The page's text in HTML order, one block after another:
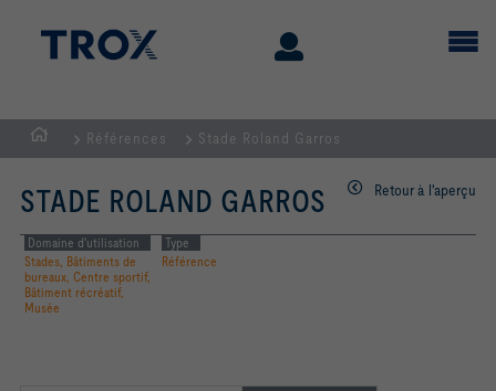
Page
d'accueil
Références Stade Roland Garros
STADE ROLAND GARROS Retour à l'aperçu
Domaine d'utilisation
Stades, Bâtiments de
bureaux, Centre sportif,
Bâtiment récréatif,
Musée
Type
Référence